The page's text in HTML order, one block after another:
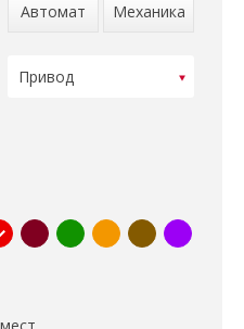
Автомат
Механика